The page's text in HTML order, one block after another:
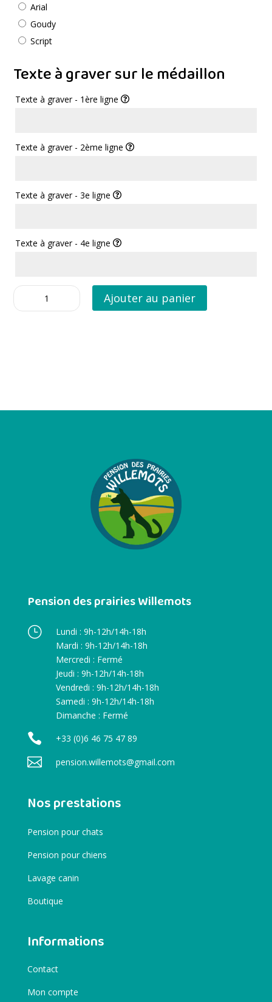
Arial
Goudy
Script
Texte à graver sur le médaillon
Texte à graver - 1ère ligne
Texte à graver - 2ème ligne
Texte à graver - 3e ligne
Texte à graver - 4e ligne
quantité
de
Ajouter au panier
Pension des prairies Willemots
}
Lundi : 9h-12h/14h-18h
Mardi : 9h-12h/14h-18h
Mercredi : Fermé
Jeudi : 9h-12h/14h-18h
Vendredi : 9h-12h/14h-18h
Samedi : 9h-12h/14h-18h
Dimanche : Fermé
 +33 (0)6 46 75 47 89
 pension.willemots@gmail.com
Nos prestations
Pension pour chats
Pension pour chiens
Lavage canin
Boutique
Informations
Contact
Mon compte